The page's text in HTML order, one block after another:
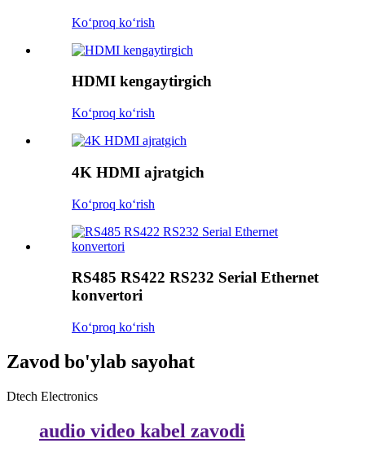
Koʻproq koʻrish
HDMI kengaytirgich
Koʻproq koʻrish
4K HDMI ajratgich
Koʻproq koʻrish
RS485 RS422 RS232 Serial Ethernet
konvertori
Koʻproq koʻrish
Zavod bo'ylab sayohat
Dtech Electronics
audio video kabel zavodi